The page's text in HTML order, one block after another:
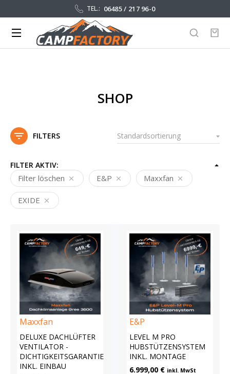
TEL.: 06485 / 217 96-0
SHOP
FILTERS
FILTER AKTIV:
Filter löschen E&P Maxxfan
EXIDE
Maxxfan
DELUXE DACHLÜFTER
VENTILATOR -
DICHTIGKEITSGARANTIE
INKL. EINBAU
E&P
LEVEL M PRO
HUBSTÜTZENSYSTEM
INKL. MONTAGE
6.999,00 € inkl. MwSt